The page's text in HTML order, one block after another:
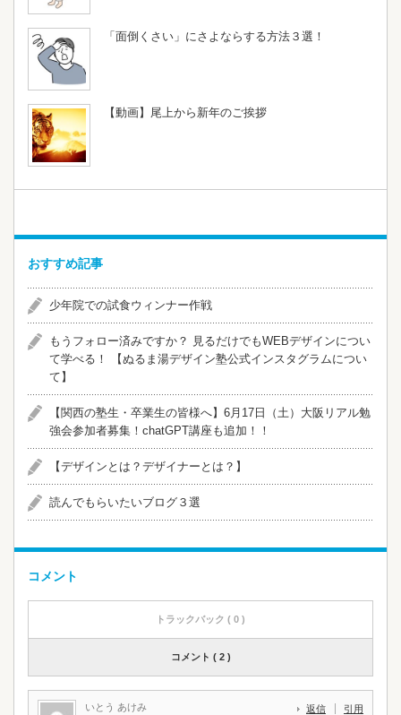
「面倒くさい」にさよならする方法３選！
【動画】尾上から新年のご挨拶
おすすめ記事
少年院での試食ウィンナー作戦
​​もうフォロー済みですか？ 見るだけでもWEBデザインについ
て学べる！ 【ぬるま湯デザイン塾公式インスタグラムについ
て】
【関西の塾生・卒業生の皆様へ】6月17日（土）大阪リアル勉
強会参加者募集！chatGPT講座も追加！！
【デザインとは？デザイナーとは？】
読んでもらいたいブログ３選
コメント
トラックバック ( 0 )
コメント ( 2 )
いとう あけみ
返信 引用